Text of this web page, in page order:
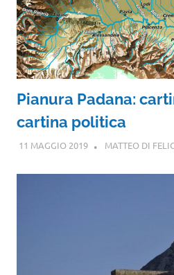
Pianura Padana:
cartina politica
11 MAGGIO 2019 MATTEO DI